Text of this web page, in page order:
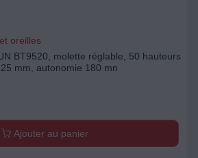
oreilles
BT9520, molette réglable, 50 hauteurs
mm, autonomie 180 mn
Ajouter au panier